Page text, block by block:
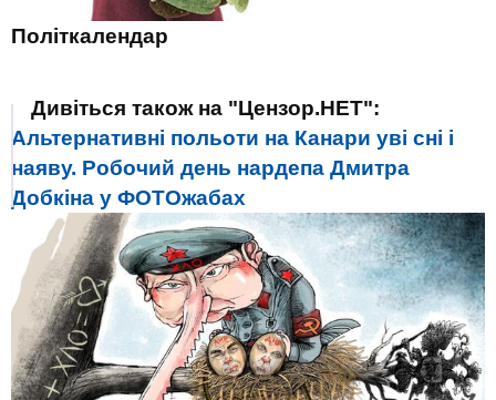
Політкалендар
Дивіться також на "Цензор.НЕТ":
Альтернативні польоти на Канари уві сні і
наяву. Робочий день нардепа Дмитра
Добкіна у ФОТОжабах